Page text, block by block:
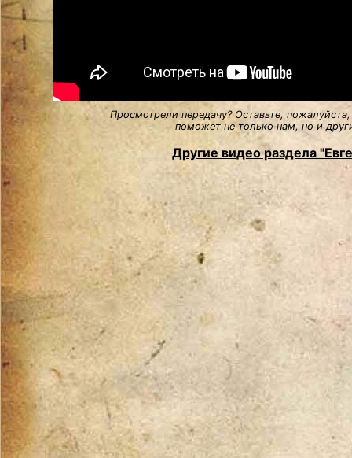
Просмотрели передачу? Оставьте,
поможет не только нам, но и
Другие видео раздела